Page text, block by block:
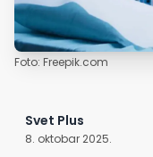
Foto: Freepik.com
Svet Plus
8. oktobar 2025.